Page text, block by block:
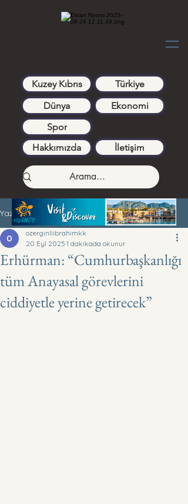
Kuzey Kıbrıs
Türkiye
Dünya
Ekonomi
Spor
Hakkımızda
İletişim
Yazı
Erhürman: “Cumhurbaşkanlığı
tüm Anayasal görevlerini
ciddiyetle yerine getirecek”
ozerginliibrahimkk
20 Eyl 2025 1 dakikada okunur